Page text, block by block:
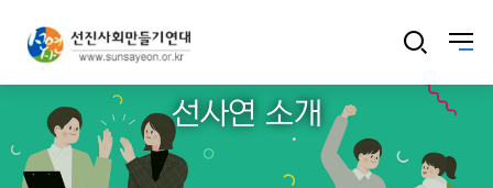
선사연 소개